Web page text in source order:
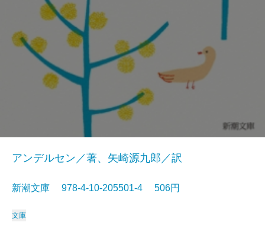
アンデルセン／著、矢崎源九郎／訳
新潮文庫 978-4-10-205501-4 506円
文庫